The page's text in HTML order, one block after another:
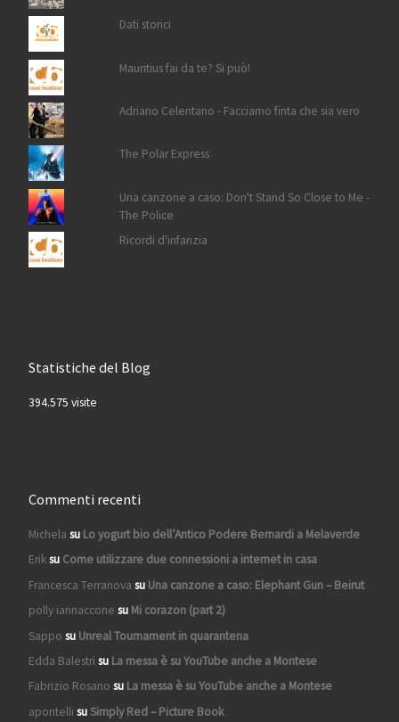
Dati storici
Mauritius fai da te? Si può!
Adriano Celentano - Facciamo finta che sia vero
The Polar Express
Una canzone a caso: Don't Stand So Close to Me -
The Police
Ricordi d'infanzia
Statistiche del Blog
394.575 visite
Commenti recenti
Michela su Lo yogurt bio dell’Antico Podere Bernardi a Melaverde
Eriksu Come utilizzare due connessioni a internet in casa
Francesca Terranova su Una canzone a caso: Elephant Gun – Beirut
polly iannaccone su Mi corazon (part 2)
Sappo su Unreal Tournament in quarantena
Edda Balestri su La messa è su YouTube anche a Montese
Fabrizio Rosano su La messa è su YouTube anche a Montese
apontelli suSimply Red – Picture Book